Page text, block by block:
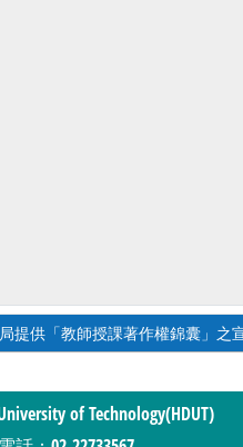
提供「教師授課著作權錦囊」
of Technology(HDUT)